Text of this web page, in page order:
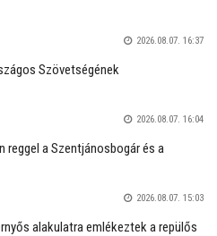
2026.08.07. 16:37
Szövetségének
2026.08.07. 16:04
reggel a Szentjánosbogár és a
2026.08.07. 15:03
alakulatra emlékeztek a repülős